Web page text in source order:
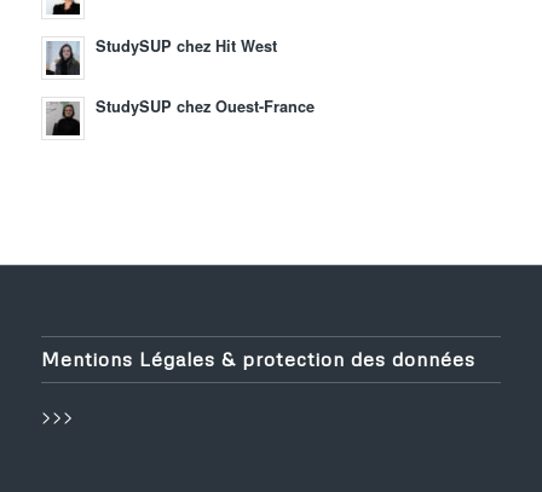
StudySUP chez Hit West
StudySUP chez Ouest-France
Mentions Légales & protection des données
>>>